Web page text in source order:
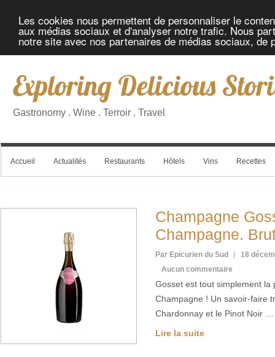
Les cookies nous permettent de personnaliser le
aux médias sociaux et d'analyser notre trafic. Nous
notre site avec nos partenaires de médias sociaux, de
Exploring Delicious
Gastronomy . Wine . Terroir . Travel
Accueil Actualités Restaurants Hôtels Vins Recettes
Champagne
Champagne.
Par Epicurien du Sud
18
Aucun commentaire
Gosset est tout simplement la
Champagne ! Un savoir-faire
Chardonnay et le Pinot Noir …
Lire la suite